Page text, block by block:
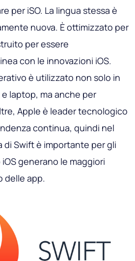
per iSO. La lingua stessa è
nuova. È ottimizzato per
per essere
con le innovazioni iOS.
è utilizzato non solo in
laptop, ma anche per
Apple è leader tecnologico
continua, quindi nel
di Swift è importante per gli
generano le maggiori
delle app.